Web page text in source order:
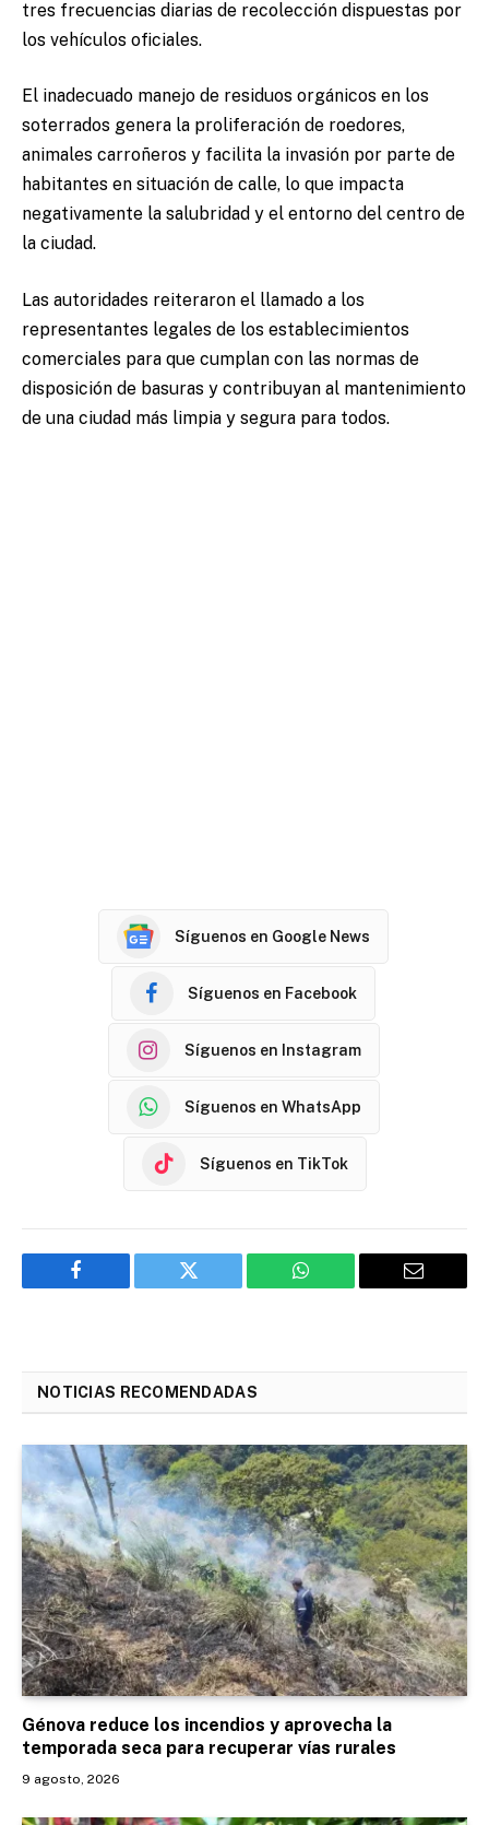
tres frecuencias diarias de recolección dispuestas por
los vehículos oficiales.
El inadecuado manejo de residuos orgánicos en los
soterrados genera la proliferación de roedores,
animales carroñeros y facilita la invasión por parte de
habitantes en situación de calle, lo que impacta
negativamente la salubridad y el entorno del centro de
la ciudad.
Las autoridades reiteraron el llamado a los
representantes legales de los establecimientos
comerciales para que cumplan con las normas de
disposición de basuras y contribuyan al mantenimiento
de una ciudad más limpia y segura para todos.
Síguenos en Google News
Síguenos en Facebook
Síguenos en Instagram
Síguenos en WhatsApp
Síguenos en TikTok
Facebook Twitter WhatsApp Email
NOTICIAS RECOMENDADAS
Génova reduce los incendios y aprovecha la
temporada seca para recuperar vías rurales
9 agosto, 2026